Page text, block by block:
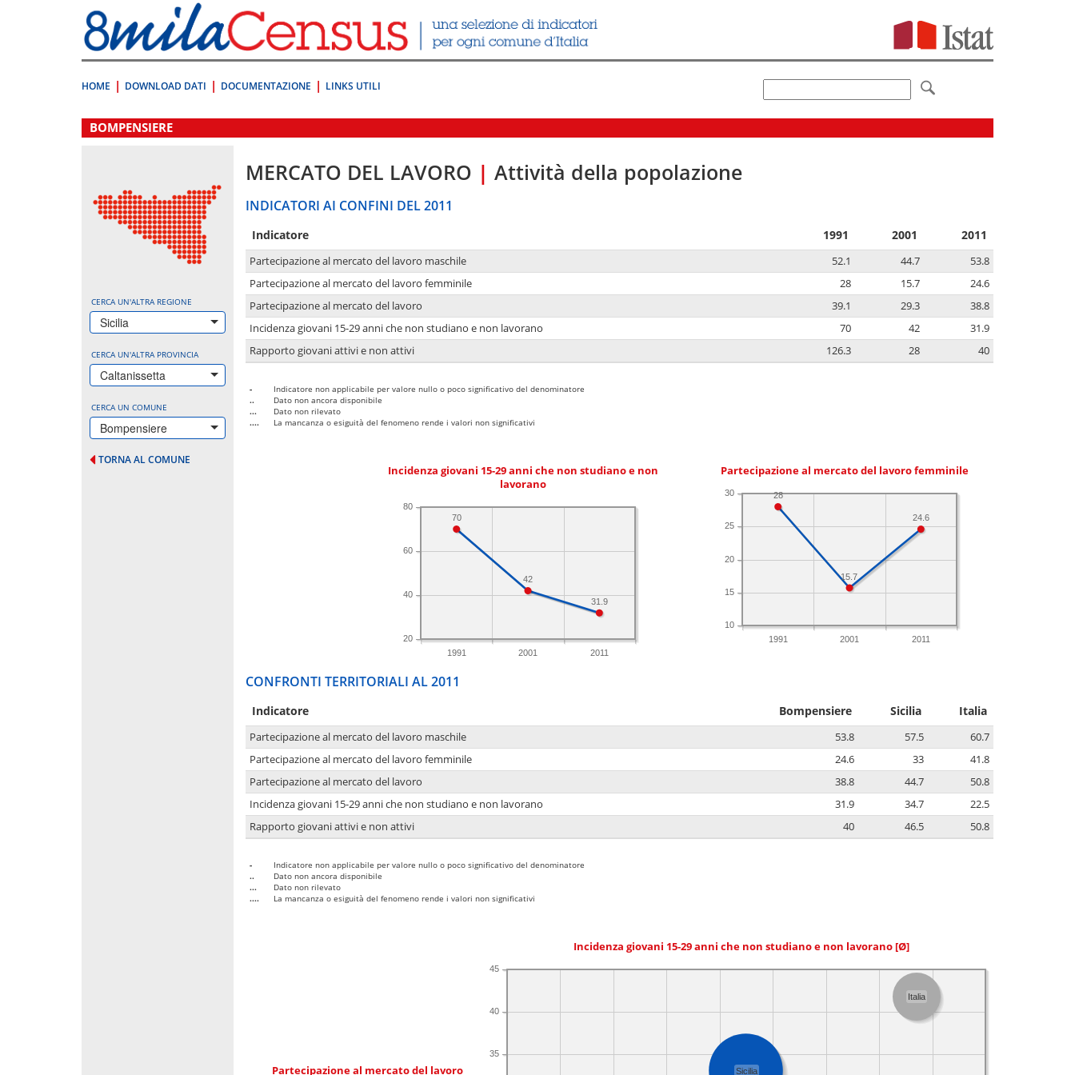
direttamente
a:
Contenuto
HOME DOWNLOAD DATI DOCUMENTAZIONE LINKS UTILI
.
BOMPENSIERE
CERCA UN'ALTRA REGIONE
Sicilia
CERCA UN'ALTRA PROVINCIA
Caltanissetta
CERCA UN COMUNE
Bompensiere
TORNA AL COMUNE
MERCATO DEL LAVORO | Attività della popolazione
INDICATORI AI CONFINI DEL 2011
Indicatore 1991 2001 2011
Partecipazione al mercato del lavoro maschile 52.1 44.7
53.8
Partecipazione al mercato del lavoro femminile
28 15.7
24.6
Partecipazione al mercato del lavoro
39.1 29.3
38.8
Incidenza giovani 15-29 anni che non studiano e non lavorano
70 42
31.9
Rapporto giovani attivi e non attivi
126.3 28 40
-
Indicatore non applicabile per valore nullo o poco significativo del denominatore
..
Dato non ancora disponibile
...
Dato non rilevato
....
La mancanza o esiguità del fenomeno rende i valori non significativi
Incidenza giovani 15-29 anni che non studiano e non
lavorano
1991 2001 2011
20
40
60
80
31.9
42
70
Partecipazione al mercato del lavoro femminile
1991 2001 2011
10
15
20
25
30
24.6
15.7
28
CONFRONTI TERRITORIALI AL 2011
Indicatore Bompensiere Sicilia Italia
Partecipazione al mercato del lavoro maschile 53.8 57.5
60.7
Partecipazione al mercato del lavoro femminile
24.6 33
41.8
Partecipazione al mercato del lavoro
38.8 44.7
50.8
Incidenza giovani 15-29 anni che non studiano e non lavorano
31.9 34.7
22.5
Rapporto giovani attivi e non attivi
40 46.5 50.8
-
Indicatore non applicabile per valore nullo o poco significativo del denominatore
..
Dato non ancora disponibile
...
Dato non rilevato
....
La mancanza o esiguità del fenomeno rende i valori non significativi
Incidenza giovani 15-29 anni che non studiano e non lavorano [Ø]
Partecipazione al mercato del lavoro
35
40
45
Sicilia
Italia